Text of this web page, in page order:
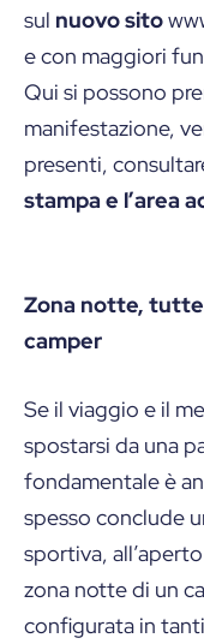
sul nuovo sito
e con maggiori
Qui si possono
manifestazione,
presenti,
stampa e l’area
Zona notte,
camper
Se il viaggio e il
spostarsi da una
fondamentale è
spesso conclude
sportiva,
zona notte di un
configurata in